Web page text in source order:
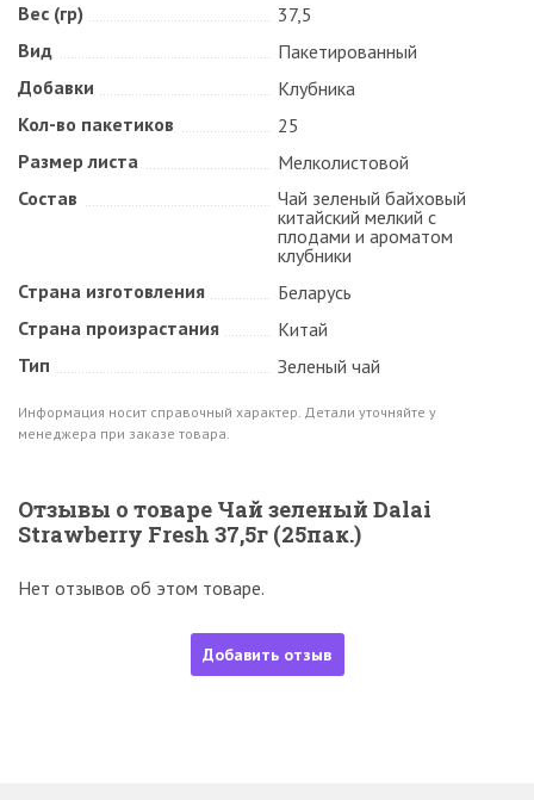
Вес (гр)
37,5
Вид
Пакетированный
Добавки
Клубника
Кол-во пакетиков
25
Размер листа
Мелколистовой
Состав
Чай зеленый байховый
китайский мелкий с
плодами и ароматом
клубники
Страна изготовления
Беларусь
Страна произрастания
Китай
Тип
Зеленый чай
Информация носит справочный характер. Детали уточняйте у
менеджера при заказе товара.
Отзывы о товаре Чай зеленый Dalai
Strawberry Fresh 37,5г (25пак.)
Нет отзывов об этом товаре.
Добавить отзыв